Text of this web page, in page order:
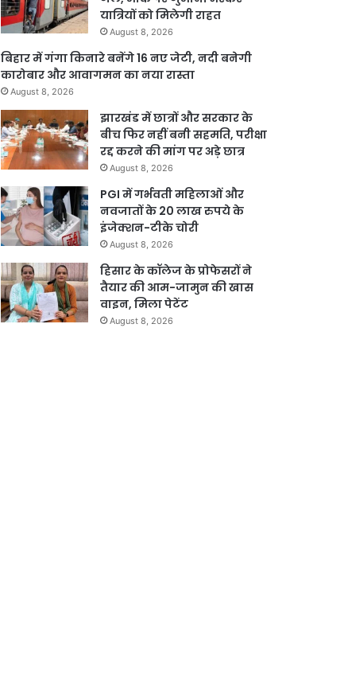
यात्रियों को मिलेगी राहत
August 8, 2026
बिहार में गंगा किनारे बनेंगे 16 नए जेटी, नदी बनेगी
कारोबार और आवागमन का नया रास्ता
August 8, 2026
झारखंड में छात्रों और सरकार के
बीच फिर नहीं बनी सहमति, परीक्षा
रद्द करने की मांग पर अड़े छात्र
August 8, 2026
PGI में गर्भवती महिलाओं और
नवजातों के 20 लाख रुपये के
इंजेक्शन-टीके चोरी
August 8, 2026
हिसार के कॉलेज के प्रोफेसरों ने
तैयार की आम-जामुन की खास
वाइन, मिला पेटेंट
August 8, 2026